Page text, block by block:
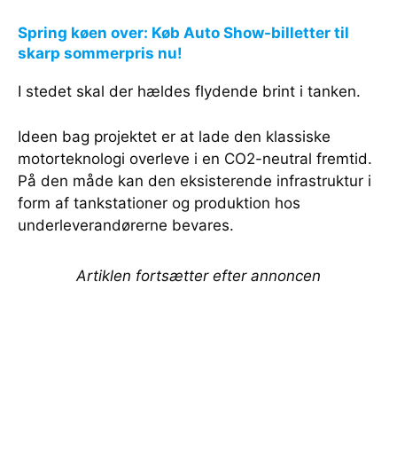
Spring køen over: Køb Auto Show-billetter til
skarp sommerpris nu!
I stedet skal der hældes flydende brint i tanken.
Ideen bag projektet er at lade den klassiske
motorteknologi overleve i en CO2-neutral fremtid.
På den måde kan den eksisterende infrastruktur i
form af tankstationer og produktion hos
underleverandørerne bevares.
Artiklen fortsætter efter annoncen